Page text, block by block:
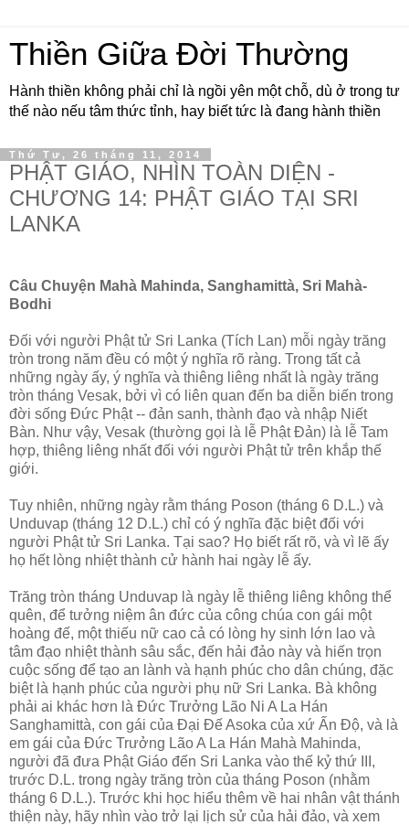
Thiền Giữa Đời Thường
Hành thiền không phải chỉ là ngồi yên một chỗ, dù ở trong tư
thế nào nếu tâm thức tỉnh, hay biết tức là đang hành thiền
Thứ Tư, 26 tháng 11, 2014
PHẬT GIÁO, NHÌN TOÀN DIỆN -
CHƯƠNG 14: PHẬT GIÁO TẠI SRI
LANKA
Câu Chuyện Mahà Mahinda, Sanghamittà, Sri Mahà-
Bodhi
Ðối với người Phật tử Sri Lanka (Tích Lan) mỗi ngày trăng
tròn trong năm đều có một ý nghĩa rõ ràng. Trong tất cả
những ngày ấy, ý nghĩa và thiêng liêng nhất là ngày trăng
tròn tháng Vesak, bởi vì có liên quan đến ba diễn biến trong
đời sống Ðức Phật -- đản sanh, thành đạo và nhập Niết
Bàn. Như vậy, Vesak (thường gọi là lễ Phật Ðản) là lễ Tam
hợp, thiêng liêng nhất đối với người Phật tử trên khắp thế
giới.
Tuy nhiên, những ngày rằm tháng Poson (tháng 6 D.L.) và
Unduvap (tháng 12 D.L.) chỉ có ý nghĩa đặc biệt đối với
người Phật tử Sri Lanka. Tại sao? Họ biết rất rõ, và vì lẽ ấy
họ hết lòng nhiệt thành cử hành hai ngày lễ ấy.
Trăng tròn tháng Unduvap là ngày lễ thiêng liêng không thể
quên, để tưởng niệm ân đức của công chúa con gái một
hoàng đế, một thiếu nữ cao cả có lòng hy sinh lớn lao và
tâm đạo nhiệt thành sâu sắc, đến hải đảo này và hiến trọn
cuộc sống để tạo an lành và hạnh phúc cho dân chúng, đặc
biệt là hạnh phúc của người phụ nữ Sri Lanka. Bà không
phải ai khác hơn là Ðức Trưởng Lão Ni A La Hán
Sanghamittà, con gái của Ðại Ðế Asoka của xứ Ấn Ðộ, và là
em gái của Ðức Trưởng Lão A La Hán Mahà Mahinda,
người đã đưa Phật Giáo đến Sri Lanka vào thế kỷ thứ III,
trước D.L. trong ngày trăng tròn của tháng Poson (nhằm
tháng 6 D.L.). Trước khi học hiểu thêm về hai nhân vật thánh
thiện này, hãy nhìn vào trở lại lịch sử của hải đảo, và xem